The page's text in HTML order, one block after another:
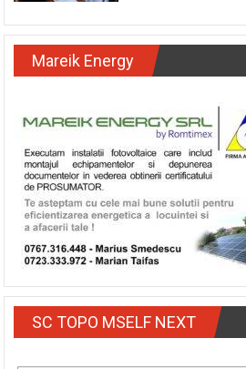
Mareik Energy
SC TOPO MSELF NEXT